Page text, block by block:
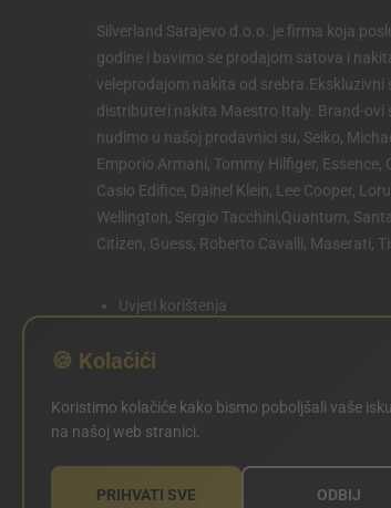
Silverland Sarajevo d.o.o. je firma koja
godine i bavimo se prodajom satova i
veleprodajom nakita od srebra.Ekskluzivni
distributeri nakita Maestro Italy. Brand-ovi
nudimo u našoj prodavnici su, Seiko,
Emporio Armani, Tommy Hilfiger, Essence,
Casio Edifice, Dainel Klein, Lee Cooper,
Wellington, Sergio Tacchini,Quantum,
Citizen, Guess, Roberto Cavalli, Maserati,
Uvjeti korištenja
Politika kolačića
POSTAVKE KOLAČIĆA
🍪 Kolačići
Koristimo kolačiće kako bismo poboljšali vaše
na našoj web stranici.
PRIHVATI SVE ODBIJ